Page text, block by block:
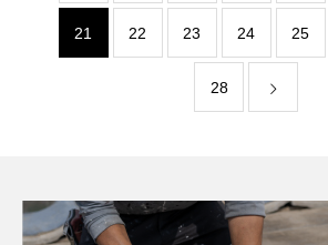
21 22 23 24 25
28